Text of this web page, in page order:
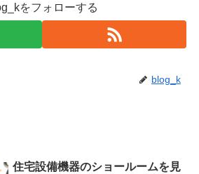
をフォローする
blog_k
住宅設備機器のショールームを見